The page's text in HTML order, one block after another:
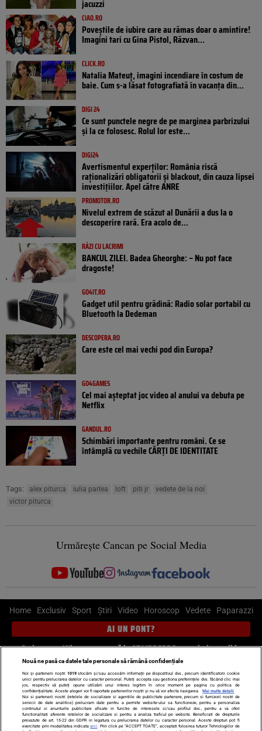
jacuzzi
CIAO.RO
Poveştile de iubire care au rămas doar o amintire!
Imagini tari cu Gina Pistol, Răzvan...
CLICK.RO
Natalia Mateuț, imagini incendiare în costum de
baie. Cum s-a lăsat fotografiată în vacanța din...
DIGI 24
Ce sunt punctele negre de pe marginea parbrizului
și la ce folosesc. Rolul lor este...
DIGI24
Avertismentul experților: România riscă
raționalizări obligatorii și blackout, din cauza lipsei
investițiilor. Apel către ANRE
PROMOTOR.RO
Nivelul extrem de scăzut al Dunării a dus la o
descoperire rară. Era acolo de...
RÂZI CU LACRIMI
BANCUL ZILEI. Badea Gheorghe: – Nu pot face
dragoste!
GO4IT.RO
Gadget util pentru grădină: Radio solar portabil cu
Bluetooth la Dedeman
DESCOPERA.RO
Care este cel mai vechi pod din Europa?
GO4GAMES
Cel mai așteptat joc video al anului va debuta pe
Netflix
GANDUL.RO
Schimbări importante pentru români. Ce se
întâmplă cu vechile CĂRȚI DE IDENTITATE
Tags: alex piturca iulia parlea loft piti jr
vedete de la noi
victor piturca
Urmărește Cancan pe Social Media
Home Exclusiv Sport Știri Video Horoscop Vedete Paparazzi
AI UN PONT?
Scrie-ne pe Whatsapp, sună la 0741226226 sau trimite mail la
pont@cancan.ro
Știri interne Știri externe
Politică
Ultimele stiri
Diete Insula Iubirii Dictionar de vise
LIFE STYLE
Horoscop
Nouă ne pasă ca datele tale personale să rămână confidențiale
Noi și partenerii noștri 1019stocăm și/sau accesăm informații pe dispozitivul dvs., precum identificatorii cookie
unici pentru prelucrarea datelor cu caracter personal. Puteți accepta sau gestiona preferințele dvs. făcând clic mai
jos, respectiv vă puteți opune utilizării unui interes legitim în orice moment pe pagina cu politica de
confidențialitate. Aceste alegeri vor fi raportate partenerilor noștri și nu vă vor afecta navigarea.
Mai multe detalii
Noi si partenerii nostri (retelele de socializare si agentiile de publicitate partenere, precum si furnizorii nostri de
servicii de date analitice) prelucram date pentru a permite website-ului sa functioneze, pentru a personaliza
continutul si anunturile publicitare afisate in functie de interesele si/sau profilul dvs., pentru a va oferi
functionalitati aferente retelelor de socializare si pentru a analiza traficul pe website. Beneficiati de drepturile
prevazute de art. 15-22 din GDPR in legatura cu prelucrarea datelor cu caracter personal. Aceste drepturi pot fi
exercitate prin modalitatea indicataaici . Prin click pe “ACCEPT TOATE”, acceptati folosirea tuturor Tehnologiilor de